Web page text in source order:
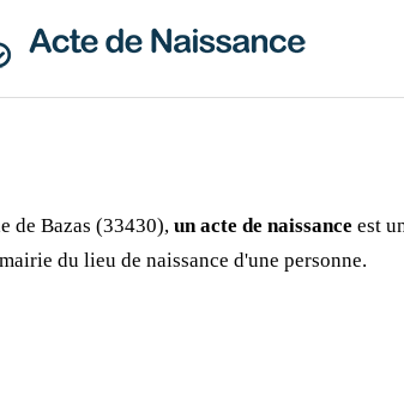
de Bazas (33430), un acte de naissance est
du lieu de naissance d'une personne.